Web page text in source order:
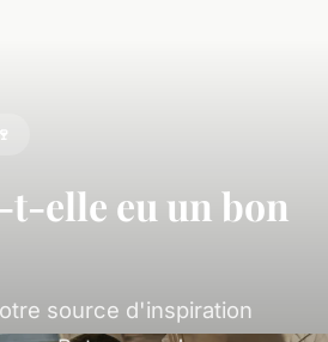
t-elle eu un bon
source d'inspiration